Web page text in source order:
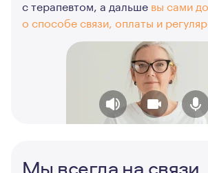
с терапевтом, а дальше вы сами
о способе связи, оплаты и